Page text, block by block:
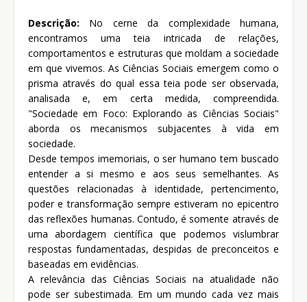
Descrição: No cerne da complexidade humana,
encontramos uma teia intricada de relações,
comportamentos e estruturas que moldam a sociedade
em que vivemos. As Ciências Sociais emergem como o
prisma através do qual essa teia pode ser observada,
analisada e, em certa medida, compreendida.
"Sociedade em Foco: Explorando as Ciências Sociais"
aborda os mecanismos subjacentes à vida em
sociedade.
Desde tempos imemoriais, o ser humano tem buscado
entender a si mesmo e aos seus semelhantes. As
questões relacionadas à identidade, pertencimento,
poder e transformação sempre estiveram no epicentro
das reflexões humanas. Contudo, é somente através de
uma abordagem científica que podemos vislumbrar
respostas fundamentadas, despidas de preconceitos e
baseadas em evidências.
A relevância das Ciências Sociais na atualidade não
pode ser subestimada. Em um mundo cada vez mais